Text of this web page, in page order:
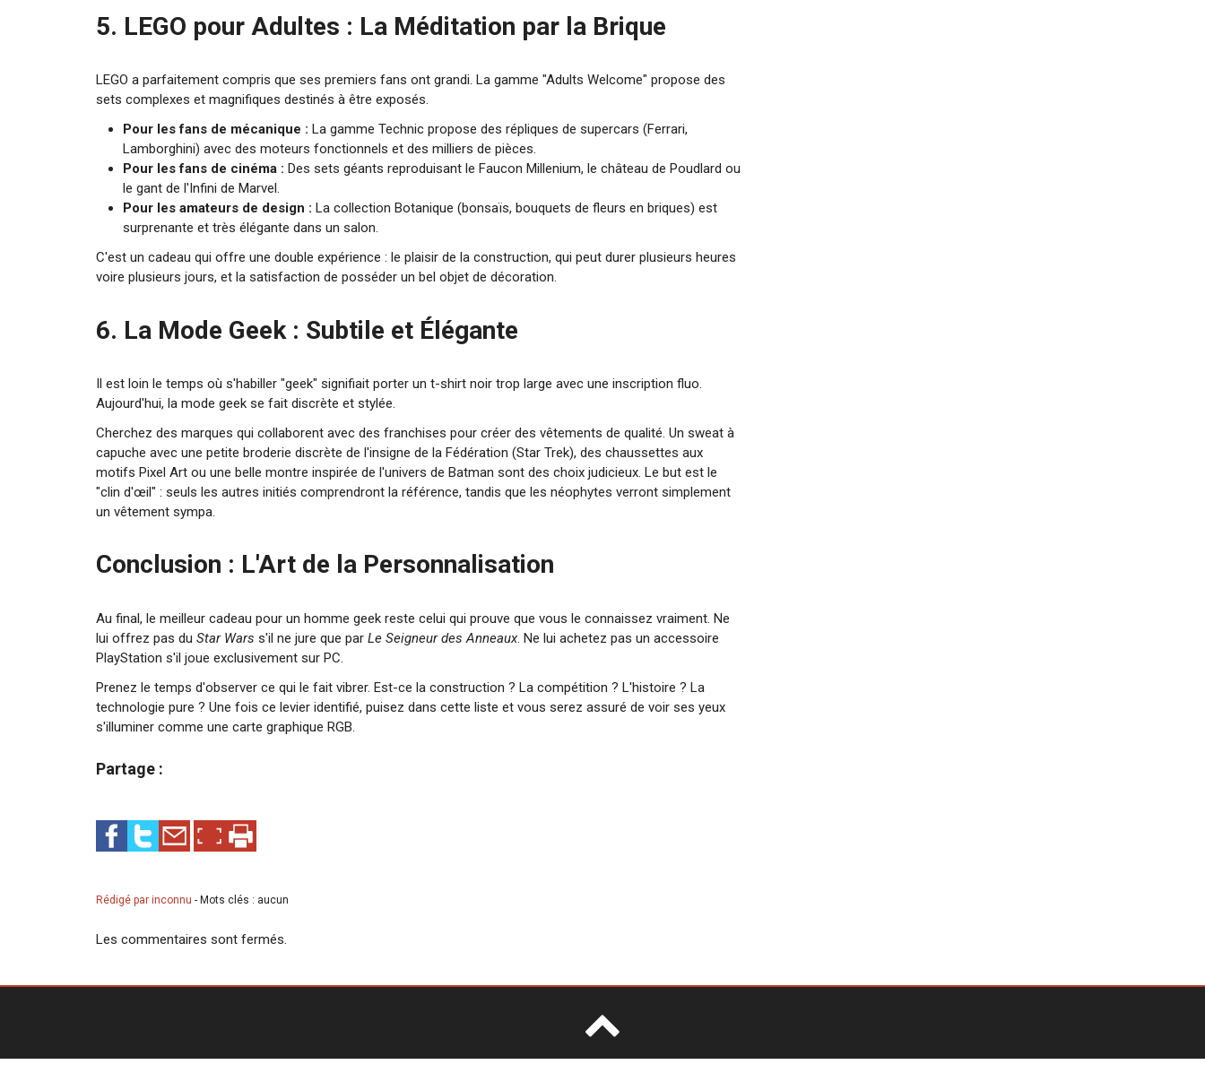
5. LEGO pour Adultes : La Méditation par la Brique
LEGO a parfaitement compris que ses premiers fans ont grandi. La gamme "Adults Welcome" propose des
sets complexes et magnifiques destinés à être exposés.
Pour les fans de mécanique : La gamme Technic propose des répliques de supercars (Ferrari,
Lamborghini) avec des moteurs fonctionnels et des milliers de pièces.
Pour les fans de cinéma : Des sets géants reproduisant le Faucon Millenium, le château de Poudlard ou
le gant de l'Infini de Marvel.
Pour les amateurs de design : La collection Botanique (bonsaïs, bouquets de fleurs en briques) est
surprenante et très élégante dans un salon.
C'est un cadeau qui offre une double expérience : le plaisir de la construction, qui peut durer plusieurs heures
voire plusieurs jours, et la satisfaction de posséder un bel objet de décoration.
6. La Mode Geek : Subtile et Élégante
Il est loin le temps où s'habiller "geek" signifiait porter un t-shirt noir trop large avec une inscription fluo.
Aujourd'hui, la mode geek se fait discrète et stylée.
Cherchez des marques qui collaborent avec des franchises pour créer des vêtements de qualité. Un sweat à
capuche avec une petite broderie discrète de l'insigne de la Fédération (Star Trek), des chaussettes aux
motifs Pixel Art ou une belle montre inspirée de l'univers de Batman sont des choix judicieux. Le but est le
"clin d'œil" : seuls les autres initiés comprendront la référence, tandis que les néophytes verront simplement
un vêtement sympa.
Conclusion : L'Art de la Personnalisation
Au final, le meilleur cadeau pour un homme geek reste celui qui prouve que vous le connaissez vraiment. Ne
lui offrez pas duStar Wars s'il ne jure que parLe Seigneur des Anneaux. Ne lui achetez pas un accessoire
PlayStation s'il joue exclusivement sur PC.
Prenez le temps d'observer ce qui le fait vibrer. Est-ce la construction ? La compétition ? L'histoire ? La
technologie pure ? Une fois ce levier identifié, puisez dans cette liste et vous serez assuré de voir ses yeux
s'illuminer comme une carte graphique RGB.​
Partage :
Rédigé par inconnu- Mots clés : aucun
Les commentaires sont fermés.